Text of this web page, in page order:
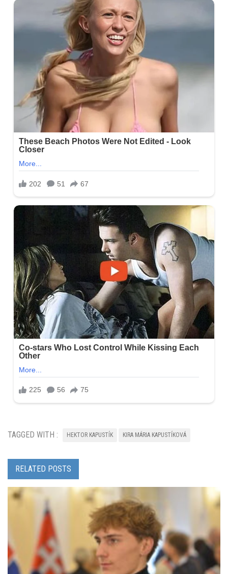
TAGGED WITH : HEKTOR KAPUSTÍK KIRA MÁRIA KAPUSTÍKOVÁ
RELATED POSTS